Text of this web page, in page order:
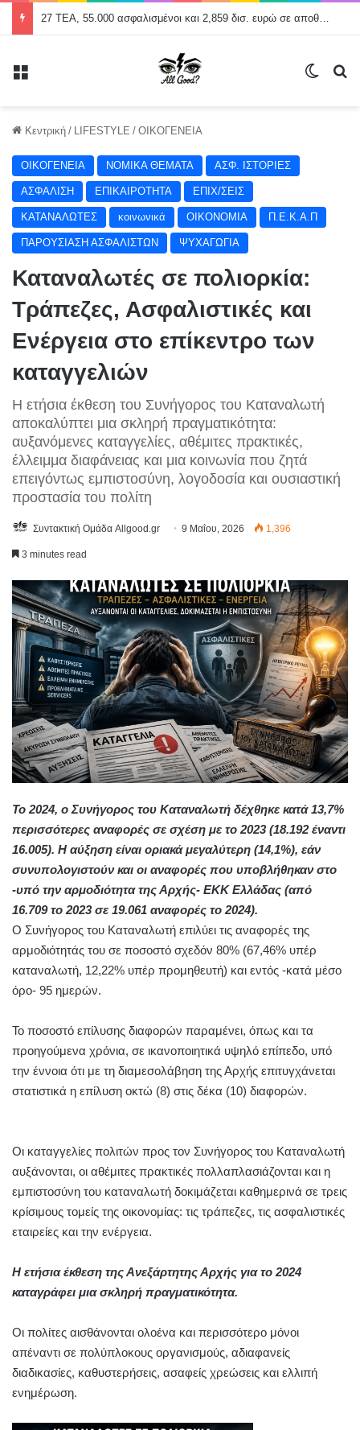
27 ΤΕΑ, 55.000 ασφαλισμένοι και 2,859 δισ. ευρώ σε αποθεματικά
Κεντρική / LIFESTYLE / ΟΙΚΟΓΕΝΕΙΑ
ΟΙΚΟΓΕΝΕΙΑ NOMIKA ΘΕΜΑΤΑ ΑΣΦ. ΙΣΤΟΡΙΕΣ
ΑΣΦΑΛΙΣΗ ΕΠΙΚΑΙΡΟΤΗΤΑ ΕΠΙΧ/ΣΕΙΣ
ΚΑΤΑΝΑΛΩΤΕΣ κοινωνικά ΟΙΚΟΝΟΜΙΑ Π.Ε.Κ.Α.Π
ΠΑΡΟΥΣΙΑΣΗ ΑΣΦΑΛΙΣΤΩΝ ΨΥΧΑΓΩΓΙΑ
Καταναλωτές σε πολιορκία:
Τράπεζες, Ασφαλιστικές και
Ενέργεια στο επίκεντρο των
καταγγελιών
Η ετήσια έκθεση του Συνήγορος του Καταναλωτή
αποκαλύπτει μια σκληρή πραγματικότητα:
αυξανόμενες καταγγελίες, αθέμιτες πρακτικές,
έλλειμμα διαφάνειας και μια κοινωνία που ζητά
επειγόντως εμπιστοσύνη, λογοδοσία και ουσιαστική
προστασία του πολίτη
Συντακτική Ομάδα Allgood.gr 9 Μαΐου, 2026 1,396
3 minutes read
Το 2024, ο Συνήγορος του Καταναλωτή δέχθηκε κατά 13,7%
περισσότερες αναφορές σε σχέση με το 2023 (18.192 έναντι
16.005). Η αύξηση είναι οριακά μεγαλύτερη (14,1%), εάν
συνυπολογιστούν και οι αναφορές που υποβλήθηκαν στο
-υπό την αρμοδιότητα της Αρχής- ΕΚΚ Ελλάδας (από
16.709 το 2023 σε 19.061 αναφορές το 2024).
Ο Συνήγορος του Καταναλωτή επιλύει τις αναφορές της
αρμοδιότητάς του σε ποσοστό σχεδόν 80% (67,46% υπέρ
καταναλωτή, 12,22% υπέρ προμηθευτή) και εντός -κατά μέσο
όρο- 95 ημερών.
Το ποσοστό επίλυσης διαφορών παραμένει, όπως και τα
προηγούμενα χρόνια, σε ικανοποιητικά υψηλό επίπεδο, υπό
την έννοια ότι με τη διαμεσολάβηση της Αρχής επιτυγχάνεται
στατιστικά η επίλυση οκτώ (8) στις δέκα (10) διαφορών.
Οι καταγγελίες πολιτών προς τον Συνήγορος του Καταναλωτή
αυξάνονται, οι αθέμιτες πρακτικές πολλαπλασιάζονται και η
εμπιστοσύνη του καταναλωτή δοκιμάζεται καθημερινά σε τρεις
κρίσιμους τομείς της οικονομίας: τις τράπεζες, τις ασφαλιστικές
εταιρείες και την ενέργεια.
Η ετήσια έκθεση της Ανεξάρτητης Αρχής για το 2024
καταγράφει μια σκληρή πραγματικότητα.
Οι πολίτες αισθάνονται ολοένα και περισσότερο μόνοι
απέναντι σε πολύπλοκους οργανισμούς, αδιαφανείς
διαδικασίες, καθυστερήσεις, ασαφείς χρεώσεις και ελλιπή
ενημέρωση.